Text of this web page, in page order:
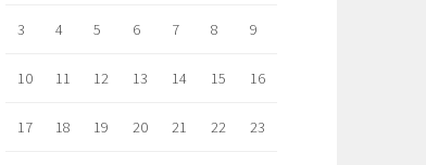
3 4 5 6 7 8 9
10 11 12 13 14 15 16
17 18 19 20 21 22 23